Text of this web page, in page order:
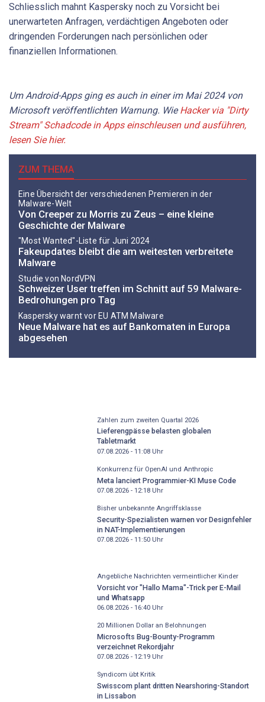
Schliesslich mahnt Kaspersky noch zu Vorsicht bei
unerwarteten Anfragen, verdächtigen Angeboten oder
dringenden Forderungen nach persönlichen oder
finanziellen Informationen.
Um Android-Apps ging es auch in einer im Mai 2024 von
Microsoft veröffentlichten Warnung. WieHacker via "Dirty
Stream" Schadcode in Apps einschleusen und ausführen,
lesen Sie hier.
ZUM THEMA
Eine Übersicht der verschiedenen Premieren in der
Malware-Welt
Von Creeper zu Morris zu Zeus – eine kleine
Geschichte der Malware
"Most Wanted"-Liste für Juni 2024
Fakeupdates bleibt die am weitesten verbreitete
Malware
Studie von NordVPN
Schweizer User treffen im Schnitt auf 59 Malware-
Bedrohungen pro Tag
Kaspersky warnt vor EU ATM Malware
Neue Malware hat es auf Bankomaten in Europa
abgesehen
Zahlen zum zweiten Quartal 2026
Lieferengpässe belasten globalen
Tabletmarkt
07.08.2026 - 11:08Uhr
Konkurrenz für OpenAI und Anthropic
Meta lanciert Programmier-KI Muse Code
07.08.2026 - 12:18Uhr
Bisher unbekannte Angriffsklasse
Security-Spezialisten warnen vor Designfehler
in NAT-Implementierungen
07.08.2026 - 11:50Uhr
Angebliche Nachrichten vermeintlicher Kinder
Vorsicht vor "Hallo Mama"-Trick per E-Mail
und Whatsapp
06.08.2026 - 16:40Uhr
20 Millionen Dollar an Belohnungen
Microsofts Bug-Bounty-Programm
verzeichnet Rekordjahr
07.08.2026 - 12:19Uhr
Syndicom übt Kritik
Swisscom plant dritten Nearshoring-Standort
in Lissabon